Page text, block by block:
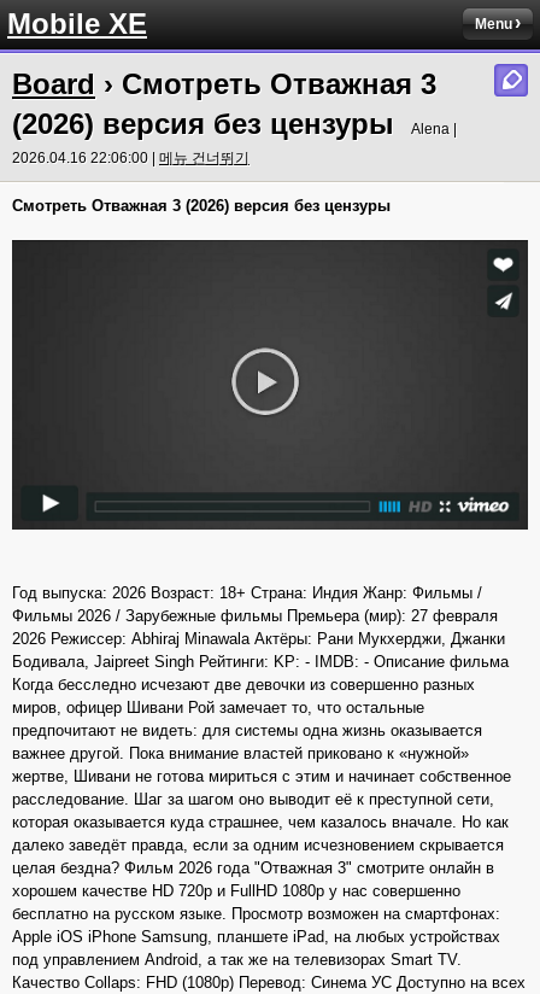
Mobile XE Menu
Board › Смотреть Отважная 3
(2026) версия без цензуры
Alena |
2026.04.16 22:06:00 | 메뉴 건너뛰기
Смотреть Отважная 3 (2026) версия без цензуры
Год выпуска: 2026 Возраст: 18+ Страна: Индия Жанр: Фильмы /
Фильмы 2026 / Зарубежные фильмы Премьера (мир): 27 февраля
2026 Режиссер: Abhiraj Minawala Актёры: Рани Мукхерджи, Джанки
Бодивала, Jaipreet Singh Рейтинги: KP: - IMDB: - Описание фильма
Когда бесследно исчезают две девочки из совершенно разных
миров, офицер Шивани Рой замечает то, что остальные
предпочитают не видеть: для системы одна жизнь оказывается
важнее другой. Пока внимание властей приковано к «нужной»
жертве, Шивани не готова мириться с этим и начинает собственное
расследование. Шаг за шагом оно выводит её к преступной сети,
которая оказывается куда страшнее, чем казалось вначале. Но как
далеко заведёт правда, если за одним исчезновением скрывается
целая бездна? Фильм 2026 года "Отважная 3" смотрите онлайн в
хорошем качестве HD 720p и FullHD 1080p у нас совершенно
бесплатно на русском языке. Просмотр возможен на смартфонах:
Apple iOS iPhone Samsung, планшете iPad, на любых устройствах
под управлением Android, а так же на телевизорах Smart TV.
Качество Collaps: FHD (1080p) Перевод: Синема УС Доступно на всех